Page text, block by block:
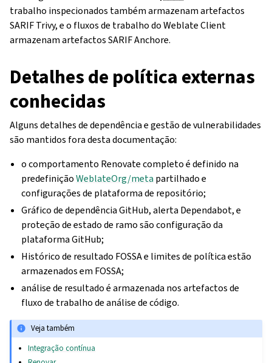
trabalho inspecionados também armazenam artefactos
SARIF Trivy, e o fluxos de trabalho do Weblate Client
armazenam artefactos SARIF Anchore.
Detalhes de política externas
conhecidas
Alguns detalhes de dependência e gestão de vulnerabilidades
são mantidos fora desta documentação:
o comportamento Renovate completo é definido na
predefiniçãoWeblateOrg/meta partilhado e
configurações de plataforma de repositório;
Gráfico de dependência GitHub, alerta Dependabot, e
proteção de estado de ramo são configuração da
plataforma GitHub;
Histórico de resultado FOSSA e limites de política estão
armazenados em FOSSA;
análise de resultado é armazenada nos artefactos de
fluxo de trabalho de análise de código.
Veja também
Integração contínua